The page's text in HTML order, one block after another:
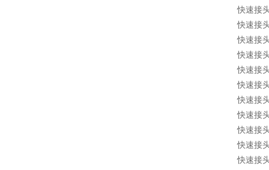
快速接
快速接
快速接
快速接
快速接
快速接
快速接
快速接
快速接
快速接
快速接